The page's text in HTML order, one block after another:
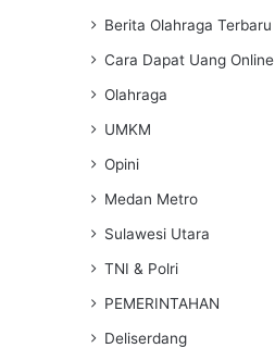
Berita Olahraga Terbaru
Cara Dapat Uang Online
Olahraga
UMKM
Opini
Medan Metro
Sulawesi Utara
TNI & Polri
PEMERINTAHAN
Deliserdang